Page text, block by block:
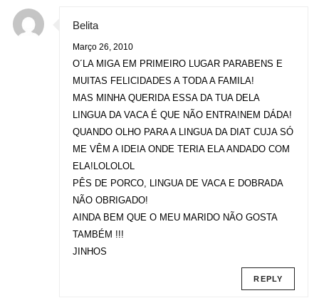
Belita
Março 26, 2010
O´LA MIGA EM PRIMEIRO LUGAR PARABENS E
MUITAS FELICIDADES A TODA A FAMILA!
MAS MINHA QUERIDA ESSA DA TUA DELA
LINGUA DA VACA É QUE NÃO ENTRA!NEM DÁDA!
QUANDO OLHO PARA A LINGUA DA DIAT CUJA SÓ
ME VÊM A IDEIA ONDE TERIA ELA ANDADO COM
ELA!LOLOLOL
PÊS DE PORCO, LINGUA DE VACA E DOBRADA
NÃO OBRIGADO!
AINDA BEM QUE O MEU MARIDO NÃO GOSTA
TAMBÉM !!!
JINHOS
REPLY